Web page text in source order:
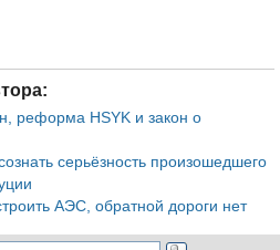
реформа HSYK и закон о
серьёзность произошедшего
АЭС, обратной дороги нет